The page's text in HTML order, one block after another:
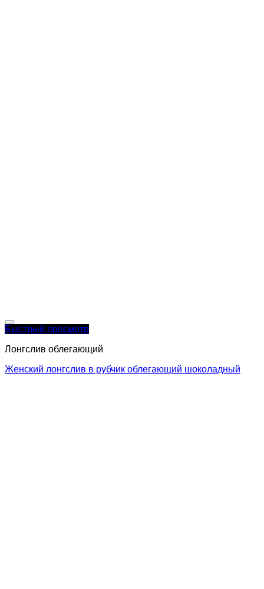
Быстрый просмотр
Лонгслив облегающий
Женский лонгслив в рубчик облегающий шоколадный